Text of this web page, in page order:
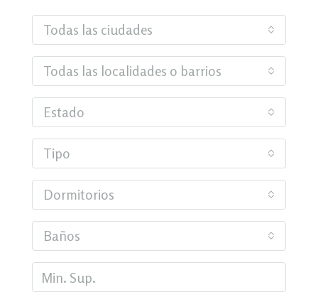
Todas las ciudades
Todas las localidades o barrios
Estado
Tipo
Dormitorios
Baños